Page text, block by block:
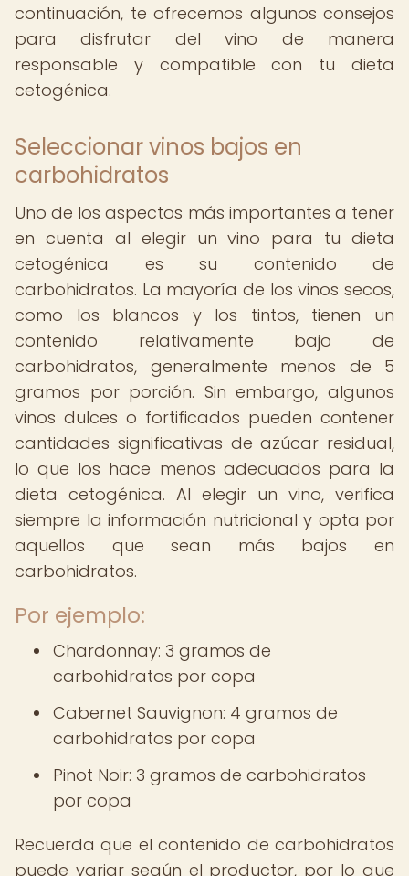
continuación, te ofrecemos algunos consejos
para disfrutar del vino de manera
responsable y compatible con tu dieta
cetogénica.
Seleccionar vinos bajos en
carbohidratos
Uno de los aspectos más importantes a tener
en cuenta al elegir un vino para tu dieta
cetogénica es su contenido de
carbohidratos. La mayoría de los vinos secos,
como los blancos y los tintos, tienen un
contenido relativamente bajo de
carbohidratos, generalmente menos de 5
gramos por porción. Sin embargo, algunos
vinos dulces o fortificados pueden contener
cantidades significativas de azúcar residual,
lo que los hace menos adecuados para la
dieta cetogénica. Al elegir un vino, verifica
siempre la información nutricional y opta por
aquellos que sean más bajos en
carbohidratos.
Por ejemplo:
Chardonnay: 3 gramos de
carbohidratos por copa
Cabernet Sauvignon: 4 gramos de
carbohidratos por copa
Pinot Noir: 3 gramos de carbohidratos
por copa
Recuerda que el contenido de carbohidratos
puede variar según el productor, por lo que